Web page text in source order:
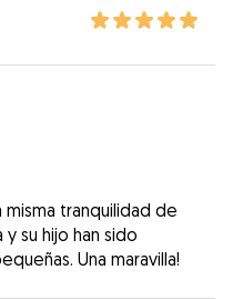
tranquilidad de
su hijo han sido
Una maravilla!